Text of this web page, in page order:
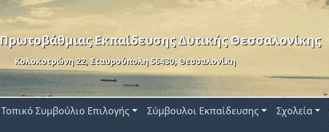
Εκπαίδευσης Δυτικής Θεσσαλονίκης
Κολοκοτρώνη 22, Σταυρούπολη 56430, Θεσσαλονίκη
Τοπικό Συμβούλιο Επιλογής Σύμβουλοι Εκπαίδευσης Σχολεία